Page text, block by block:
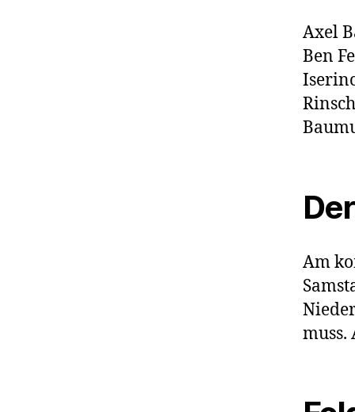
Axel
Ben
Am